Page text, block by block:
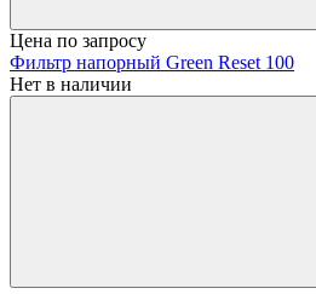
Цена по запросу
Фильтр напорный Green Reset 100
Нет в наличии